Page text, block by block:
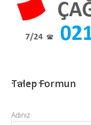
Talep Formun
Adınız